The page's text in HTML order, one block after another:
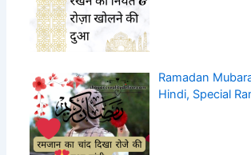
Ramadan
Hindi, Special